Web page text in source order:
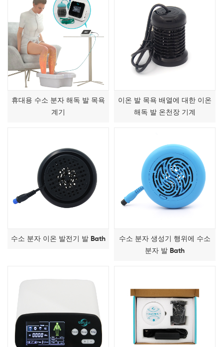
휴대용 수소 분자 해독 발 목욕
계기
이온 발 목욕 배열에 대한 이온
해독 발 온천장 기계
수소 분자 이온 발전기 발 Bath
수소 분자 생성기 행위에 수소
분자 발 Bath